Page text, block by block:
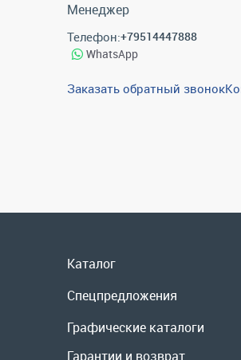
Менеджер
Телефон:+79514447888
WhatsApp
Заказать обратный звонок
Каталог
Гарантии и возврат
Скидки